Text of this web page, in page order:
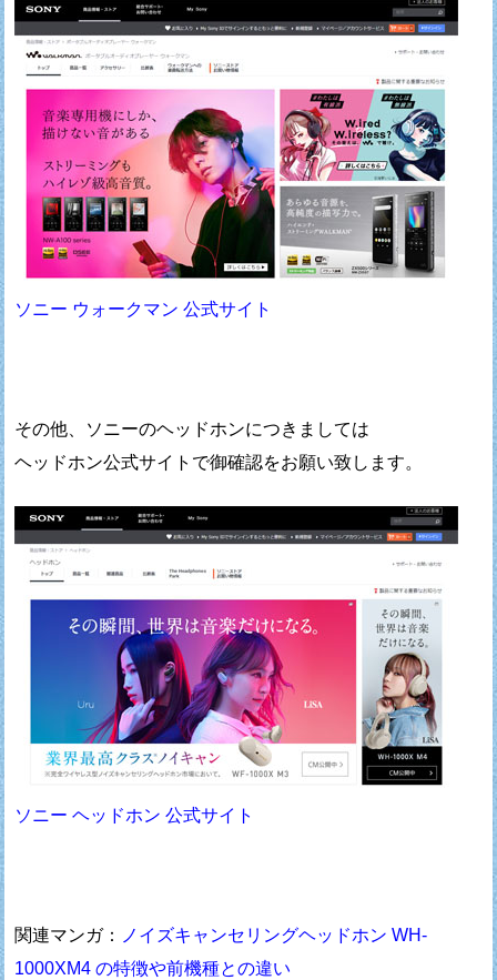
ソニー ウォークマン 公式サイト
その他、ソニーのヘッドホンにつきましては
ヘッドホン公式サイトで御確認をお願い致します。
ソニー ヘッドホン 公式サイト
関連マンガ：
ノイズキャンセリングヘッドホン WH-
1000XM4 の特徴や前機種との違い